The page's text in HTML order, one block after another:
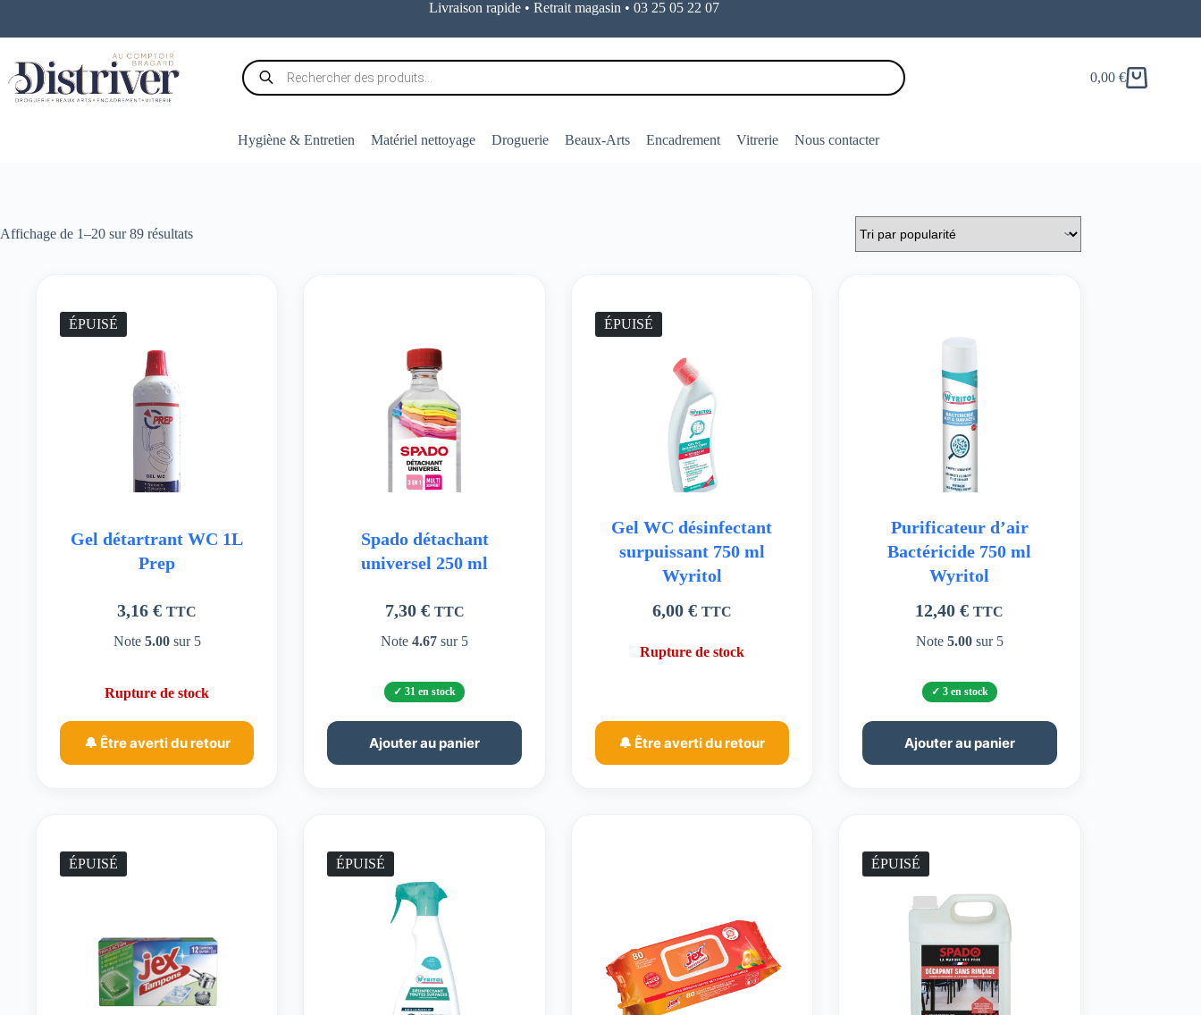
contenu
Livraison rapide • Retrait magasin • 03 25 05 22 07
Recherche
de
produits
Panier
0,00 €
Hygiène & Entretien Matériel nettoyage Droguerie Beaux-Arts Encadrement Vitrerie Nous contacter
Affichage de 1–20 sur 89 résultatsTrié
ÉPUISÉ
Gel détartrant WC 1L
Prep
3,16€ TTC
Note 5.00sur 5
Rupture de stock
🔔 Être averti du retour
Spado détachant
universel 250 ml
7,30 € TTC
Note4.67 sur 5
31 en stock
Ajouter au panier
ÉPUISÉ
Gel WC désinfectant
surpuissant 750 ml
Wyritol
6,00 € TTC
Rupture de stock
🔔 Être averti du retour
Purificateur d’air
Bactéricide 750 ml
Wyritol
12,40€ TTC
Note 5.00sur 5
3 en stock
Ajouter au panier
ÉPUISÉ ÉPUISÉ ÉPUISÉ